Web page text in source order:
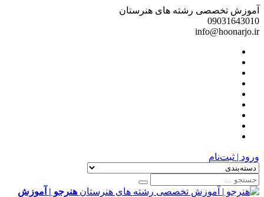
آموزش تخصصی رشته های هنرستان
09031643010
info@hoonarjo.ir
ورود | ثبت‌نام
هنرجو | آموزش